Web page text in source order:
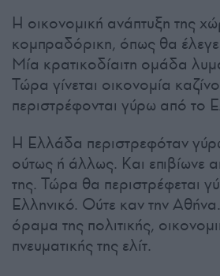
Η οικονομική ανάπτυξη της
κομπραδόρικη, όπως θα
Μία κρατικοδίαιτη ομάδα
Τώρα γίνεται οικονομία
περιστρέφονται γύρω από το
Η Ελλάδα περιστρεφόταν
ούτως ή άλλως. Και επιβίωνε
της. Τώρα θα περιστρέφεται
Ελληνικό. Ούτε καν την Αθήνα.
όραμα της πολιτικής,
πνευματικής της ελίτ.